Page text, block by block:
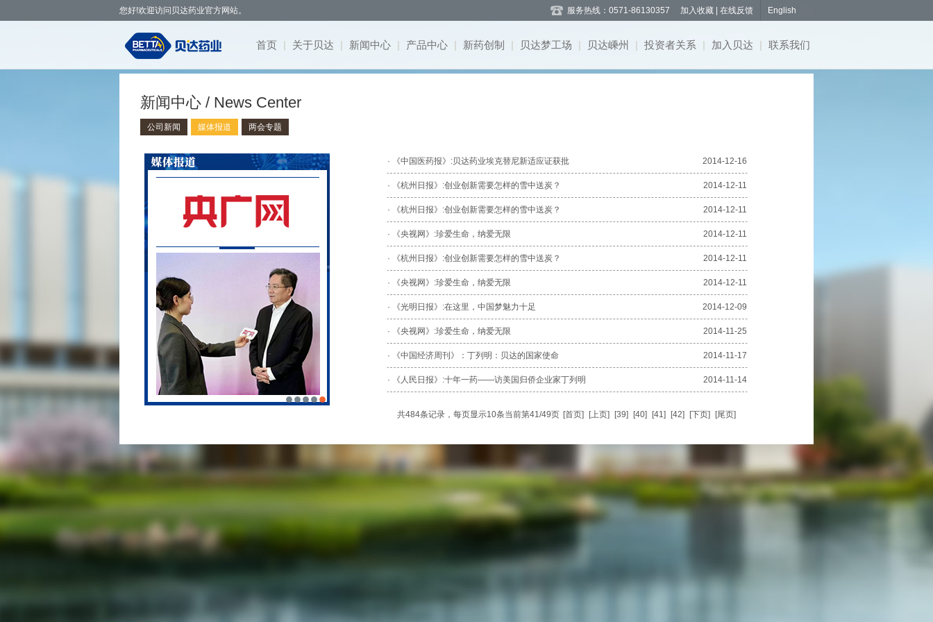
您好!欢迎访问贝达药业官方网站。 服务热线：0571-86130357 加入收藏 在线反馈 English
首页 | 关于贝达 | 新闻中心 | 产品中心 | 新药创制 | 贝达梦工场 | 贝达嵊州 | 投资者关系 | 加入贝达 | 联系我们
展理念，致力于通过新药研发，努力实现创
新为民、科技惠民，做更多吃得起的好药，
让老百姓活得更好。
· 董事会
· 公司文化
· 媒体报道
· 两会专题
· 贝美纳
· 贝安汀
· 伏美纳
· 安瑞泽
· 奥福民
· 在研项目
· 患者招募
· 核心优势
· 明星项目
· 公示公告
· 股票信息
· 互动交流
· 校园招聘
· 在线留言
· 不良反应
新闻中心 / News Center
公司新闻 媒体报道 两会专题
· 《中国医药报》:贝达药业埃克替尼新适应证获批 2014-12-16
· 《杭州日报》:创业创新需要怎样的雪中送炭？ 2014-12-11
· 《杭州日报》:创业创新需要怎样的雪中送炭？ 2014-12-11
· 《央视网》:珍爱生命，纳爱无限 2014-12-11
· 《杭州日报》:创业创新需要怎样的雪中送炭？ 2014-12-11
· 《央视网》:珍爱生命，纳爱无限 2014-12-11
· 《光明日报》:在这里，中国梦魅力十足 2014-12-09
· 《央视网》:珍爱生命，纳爱无限 2014-11-25
· 《中国经济周刊》：丁列明：贝达的国家使命 2014-11-17
· 《人民日报》:十年一药——访美国归侨企业家丁列明 2014-11-14
共484条记录，每页显示10条当前第41/49页 [首页] [上页] [39] [40] [41] [42] [下页] [尾页]